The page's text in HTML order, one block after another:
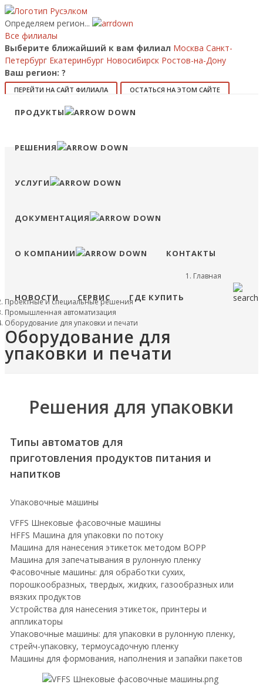
Определяем регион...
Все филиалы
Выберите ближайший к вам филиал Москва Санкт-
Петербург Екатеринбург Новосибирск Ростов-на-Дону
Ваш регион: ?
ПЕРЕЙТИ НА САЙТ ФИЛИАЛА ОСТАТЬСЯ НА ЭТОМ САЙТЕ
Позвонить
Сравнение
ПРОДУКТЫ
РЕШЕНИЯ
УСЛУГИ
ДОКУМЕНТАЦИЯ
О КОМПАНИИ КОНТАКТЫ
НОВОСТИ СЕРВИС ГДЕ КУПИТЬ
Главная
Проектные и специальные решения
Промышленная автоматизация
Оборудование для упаковки и печати
Оборудование для
упаковки и печати
Решения для упаковки
Типы автоматов для
приготовления продуктов питания и
напитков
Упаковочные машины
VFFS Шнековые фасовочные машины
HFFS Машина для упаковки по потоку
Машина для нанесения этикеток методом BOPP
Машина для запечатывания в рулонную пленку
Фасовочные машины: для обработки сухих,
порошкообразных, твердых, жидких, газообразных или
вязких продуктов
Устройства для нанесения этикеток, принтеры и
аппликаторы
Упаковочные машины: для упаковки в рулонную пленку,
стрейч-упаковку, термоусадочную пленку
Машины для формования, наполнения и запайки пакетов